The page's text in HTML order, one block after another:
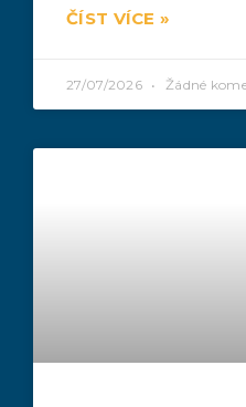
ČÍST VÍCE »
27/07/2026 Žádné